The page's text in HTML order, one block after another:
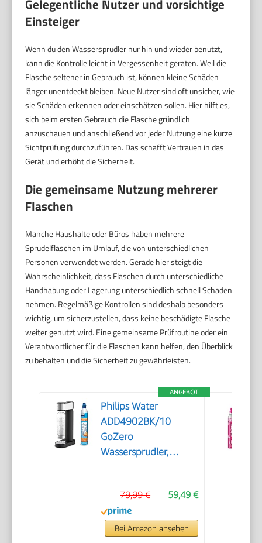
Gelegentliche Nutzer und vorsichtige
Einsteiger
Wenn du den Wassersprudler nur hin und wieder benutzt,
kann die Kontrolle leicht in Vergessenheit geraten. Weil die
Flasche seltener in Gebrauch ist, können kleine Schäden
länger unentdeckt bleiben. Neue Nutzer sind oft unsicher, wie
sie Schäden erkennen oder einschätzen sollen. Hier hilft es,
sich beim ersten Gebrauch die Flasche gründlich
anzuschauen und anschließend vor jeder Nutzung eine kurze
Sichtprüfung durchzuführen. Das schafft Vertrauen in das
Gerät und erhöht die Sicherheit.
Die gemeinsame Nutzung mehrerer
Flaschen
Manche Haushalte oder Büros haben mehrere
Sprudelflaschen im Umlauf, die von unterschiedlichen
Personen verwendet werden. Gerade hier steigt die
Wahrscheinlichkeit, dass Flaschen durch unterschiedliche
Handhabung oder Lagerung unterschiedlich schnell Schaden
nehmen. Regelmäßige Kontrollen sind deshalb besonders
wichtig, um sicherzustellen, dass keine beschädigte Flasche
weiter genutzt wird. Eine gemeinsame Prüfroutine oder ein
Verantwortlicher für die Flaschen kann helfen, den Überblick
zu behalten und die Sicherheit zu gewährleisten.
ANGEBOT
Philips Water
ADD4902BK/10
GoZero
Wassersprudler,
59,49 €
79,99 €
Bei Amazon ansehen